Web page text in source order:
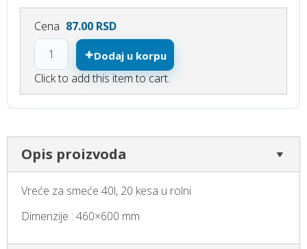
Cena 87.00 RSD
Dodaj u korpu
Click to add this item to cart.
Opis proizvoda
Vreće za smeće 40l, 20 kesa u rolni
Dimenzije : 460×600 mm